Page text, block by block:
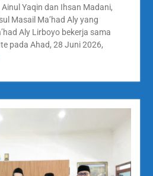
Yaqin dan Ihsan Madani,
Masail Ma’had Aly yang
Aly Lirboyo bekerja sama
pada Ahad, 28 Juni 2026,